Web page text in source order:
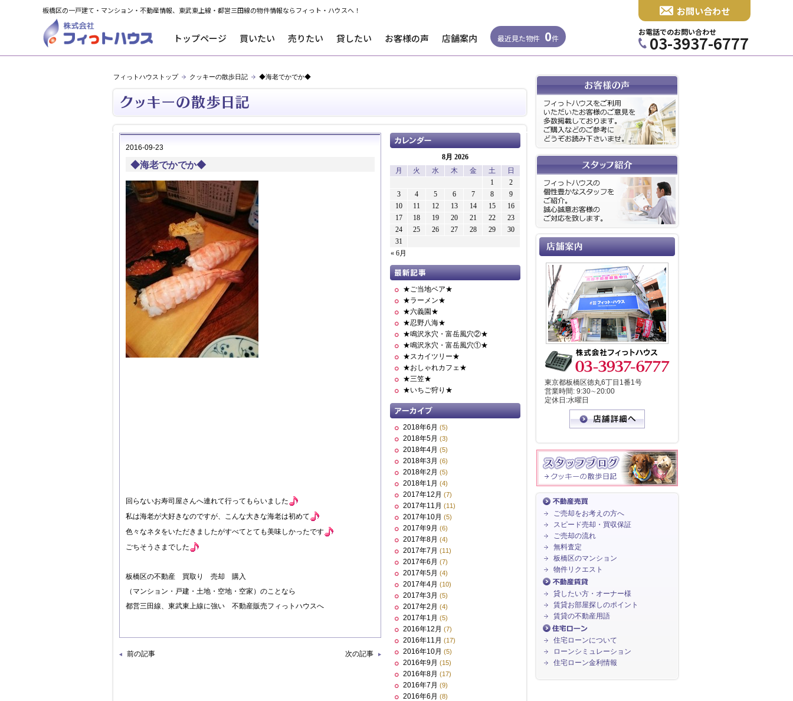
板橋区の一戸建て・マンション・不動産情報、東武東上線・都営三田線の物件情報ならフィっト・ハウスへ！
トップページ 買いたい 売りたい 貸したい お客様の声 店舗案内 最近見た物件 0件
お問い合わせ
お電話でのお問い合わせ
03-3937-6777
フィっトハウストップ クッキーの散歩日記 ◆海老でかでか◆
2016-09-23
◆海老でかでか◆
回らないお寿司屋さんへ連れて行ってもらいました
私は海老が大好きなのですが、こんな大きな海老は初めて
色々なネタをいただきましたがすべてとても美味しかったです
ごちそうさまでした
板橋区の不動産 買取り 売却 購入
（マンション・戸建・土地・空地・空家）のことなら
都営三田線、東武東上線に強い 不動産販売フィっトハウスへ
前の記事 次の記事
8月 2026
月
火 水 木 金 土 日
« 6月
1
2
3
4 5 6 7 8
9
10
11 12 13 14 15
16
17
18 19 20 21 22
23
24
25 26 27 28 29
30
31
★ご当地ベア★
★ラーメン★
★六義園★
★忍野八海★
★鳴沢氷穴・富岳風穴②★
★鳴沢氷穴・富岳風穴①★
★スカイツリー★
★おしゃれカフェ★
★三笠★
★いちご狩り★
2018年6月 (5)
2018年5月 (3)
2018年4月 (5)
2018年3月 (6)
2018年2月 (5)
2018年1月 (4)
2017年12月 (7)
2017年11月 (11)
2017年10月 (5)
2017年9月 (6)
2017年8月 (4)
2017年7月 (11)
2017年6月 (7)
2017年5月 (4)
2017年4月 (10)
2017年3月 (5)
2017年2月 (4)
2017年1月 (5)
2016年12月 (7)
2016年11月 (17)
2016年10月 (5)
2016年9月 (15)
2016年8月 (17)
2016年7月 (9)
2016年6月 (8)
東京都板橋区徳丸6丁目1番1号
営業時間: 9:30∼20:00
定休日:水曜日
ご売却をお考えの方へ
スピード売却・買収保証
ご売却の流れ
無料査定
板橋区のマンション
物件リクエスト
貸したい方・オーナー様
賃貸お部屋探しのポイント
賃貸の不動産用語
住宅ローンについて
ローンシミュレーション
住宅ローン金利情報